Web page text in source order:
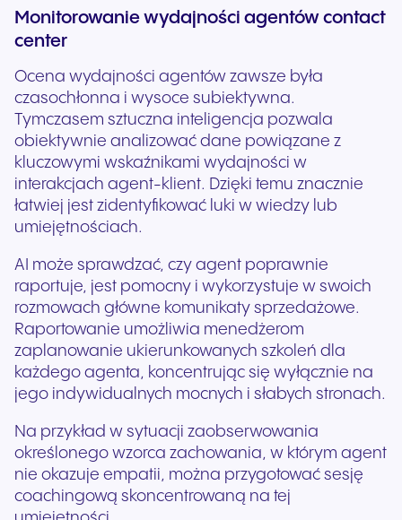
Monitorowanie wydajności agentów contact
center
Ocena wydajności agentów zawsze była
czasochłonna i wysoce subiektywna.
Tymczasem sztuczna inteligencja pozwala
obiektywnie analizować dane powiązane z
kluczowymi wskaźnikami wydajności w
interakcjach agent-klient. Dzięki temu znacznie
łatwiej jest zidentyfikować luki w wiedzy lub
umiejętnościach.
AI może sprawdzać, czy agent poprawnie
raportuje, jest pomocny i wykorzystuje w swoich
rozmowach główne komunikaty sprzedażowe.
Raportowanie umożliwia menedżerom
zaplanowanie ukierunkowanych szkoleń dla
każdego agenta, koncentrując się wyłącznie na
jego indywidualnych mocnych i słabych stronach.
Na przykład w sytuacji zaobserwowania
określonego wzorca zachowania, w którym agent
nie okazuje empatii, można przygotować sesję
coachingową skoncentrowaną na tej